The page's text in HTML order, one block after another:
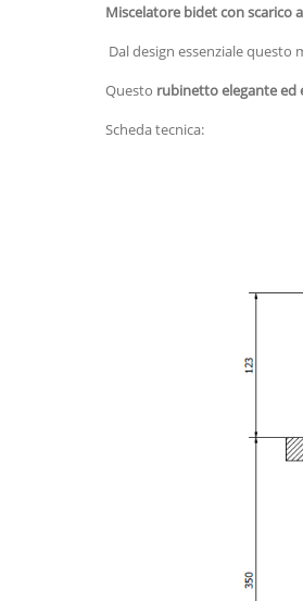
Miscelatore bidet con scarico
Dal design essenziale
Questo rubinetto elegante ed
Scheda tecnica: